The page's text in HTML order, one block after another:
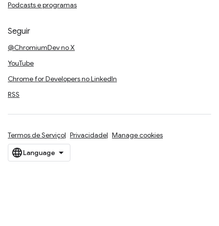
Podcasts e programas
Seguir
@ChromiumDev no X
YouTube
Chrome for Developers no LinkedIn
RSS
Termos de Serviço Privacidade Manage cookies